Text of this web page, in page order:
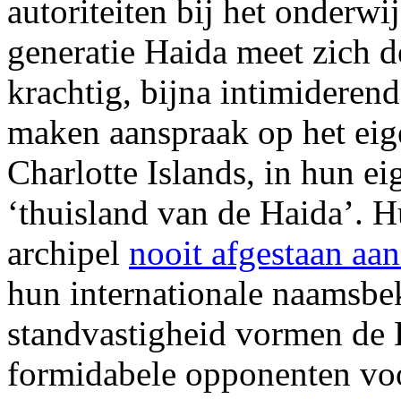
autoriteiten bij het
generatie Haida meet zich
krachtig, bijna
maken aanspraak op het
Charlotte Islands, in hun
‘thuisland van de Haida’.
archipel nooit afgestaan
hun internationale
standvastigheid vormen de
formidabele opponenten